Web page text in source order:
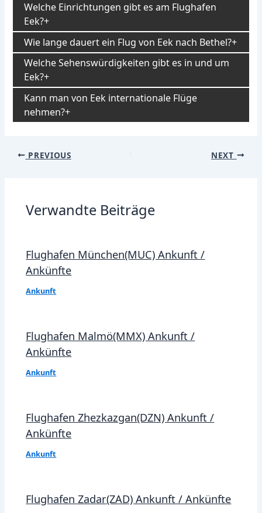
Welche Einrichtungen gibt es am Flughafen
Eek?
Wie lange dauert ein Flug von Eek nach Bethel?
Welche Sehenswürdigkeiten gibt es in und um
Eek?
Kann man von Eek internationale Flüge
nehmen?
Post
PREVIOUS NEXT
Verwandte Beiträge
Flughafen München(MUC) Ankunft /
Ankünfte
Ankunft
Flughafen Malmö(MMX) Ankunft /
Ankünfte
Ankunft
Flughafen Zhezkazgan(DZN) Ankunft /
Ankünfte
Ankunft
Flughafen Zadar(ZAD) Ankunft / Ankünfte